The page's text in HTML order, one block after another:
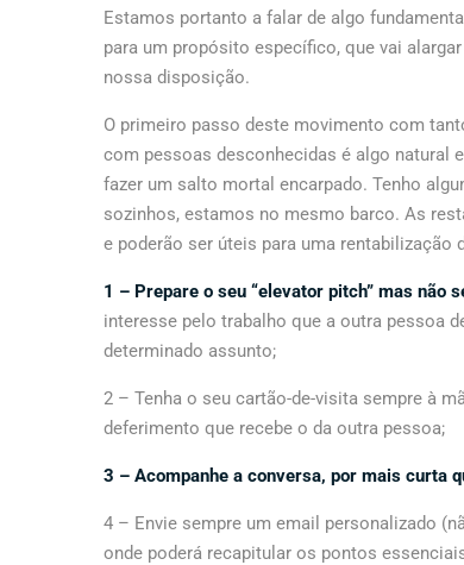
Estamos portanto a falar de algo
para um propósito específico, que vai
nossa disposição.
O primeiro passo deste movimento com
com pessoas desconhecidas é algo natural
fazer um salto mortal encarpado. Tenho
sozinhos, estamos no mesmo barco. As
e poderão ser úteis para uma rentabilização
1 – Prepare o seu “elevator pitch” mas não
interesse pelo trabalho que a outra pessoa
determinado assunto;
2 – Tenha o seu cartão-de-visita sempre à
deferimento que recebe o da outra pessoa;
3 – Acompanhe a conversa, por mais curta
4 – Envie sempre um email personalizado
onde poderá recapitular os pontos